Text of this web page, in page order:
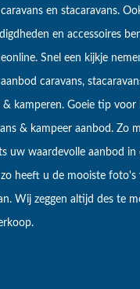
en stacaravans.
en accessoires
Snel een kijkje
caravans,
& kamperen. Goeie tip
& kampeer aanbod. Zo
uw waardevolle aanbod in
zo heeft u de mooiste
Wij zeggen altijd des te